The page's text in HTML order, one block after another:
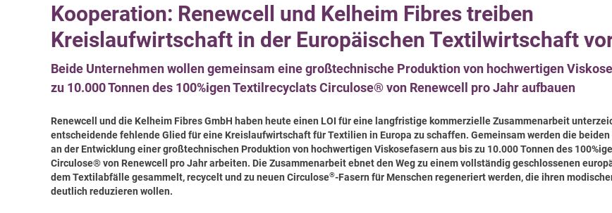
Kooperation: Renewcell und Kelheim Fibres treiben
Kreislaufwirtschaft in der Europäischen Textilwirtschaft
Beide Unternehmen wollen gemeinsam eine großtechnische Produktion von hochwertigen
zu 10.000 Tonnen des 100%igen Textilrecyclats Circulose® von Renewcell pro Jahr aufbauen
Renewcell und die Kelheim Fibres GmbH haben heute einen LOI für eine langfristige kommerzielle Zusammenarbeit
entscheidende fehlende Glied für eine Kreislaufwirtschaft für Textilien in Europa zu schaffen. Gemeinsam werden die
an der Entwicklung einer großtechnischen Produktion von hochwertigen Viskosefasern aus bis zu 10.000 Tonnen des
Circulose® von Renewcell pro Jahr arbeiten. Die Zusammenarbeit ebnet den Weg zu einem vollständig geschlossenen
dem Textilabfälle gesammelt, recycelt und zu neuen Circulose®-Fasern für Menschen regeneriert werden, die ihren
deutlich reduzieren wollen.